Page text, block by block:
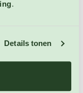
.
Details tonen
en is goed
is een goede